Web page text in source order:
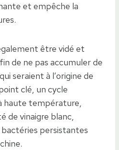
et empêche la
être vidé et
de ne pas accumuler de
seraient à l’origine de
clé, un cycle
haute température,
de vinaigre blanc,
persistantes